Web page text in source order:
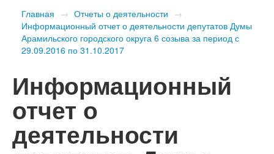
Главная → Отчеты о деятельности →
Информационный отчет о деятельности депутатов Думы
Арамильского городского округа 6 созыва за период с
29.09.2016 по 31.10.2017
Информационный
отчет о
деятельности